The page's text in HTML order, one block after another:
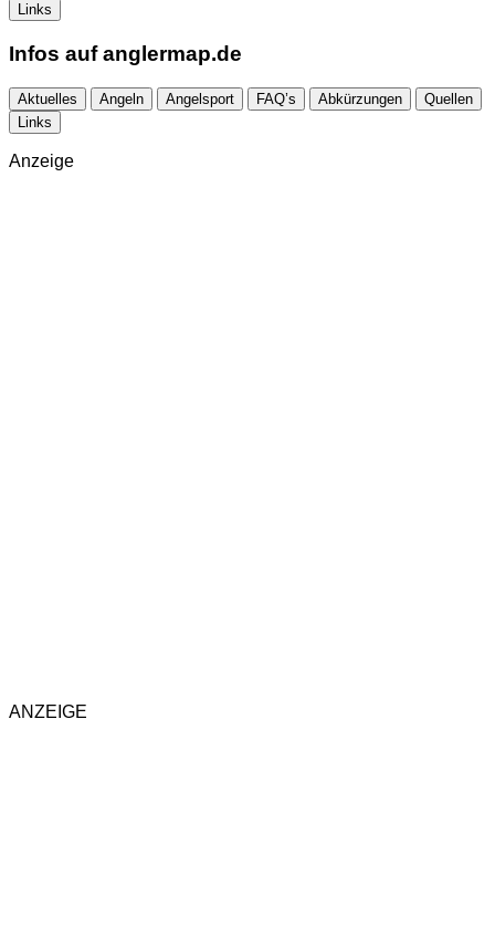
Links
Infos aufanglermap.de
Aktuelles Angeln Angelsport FAQ’s Abkürzungen
Quellen
Links
Anzeige
ANZEIGE